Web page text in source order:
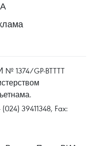
1374/GP-BTTTT
39411348, Fax: